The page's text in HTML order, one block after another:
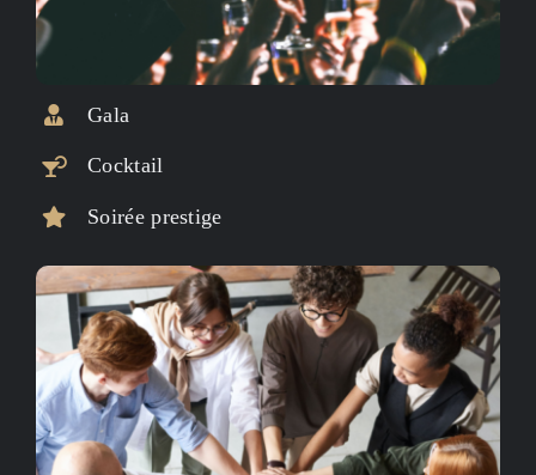
Gala
Cocktail
Soirée prestige